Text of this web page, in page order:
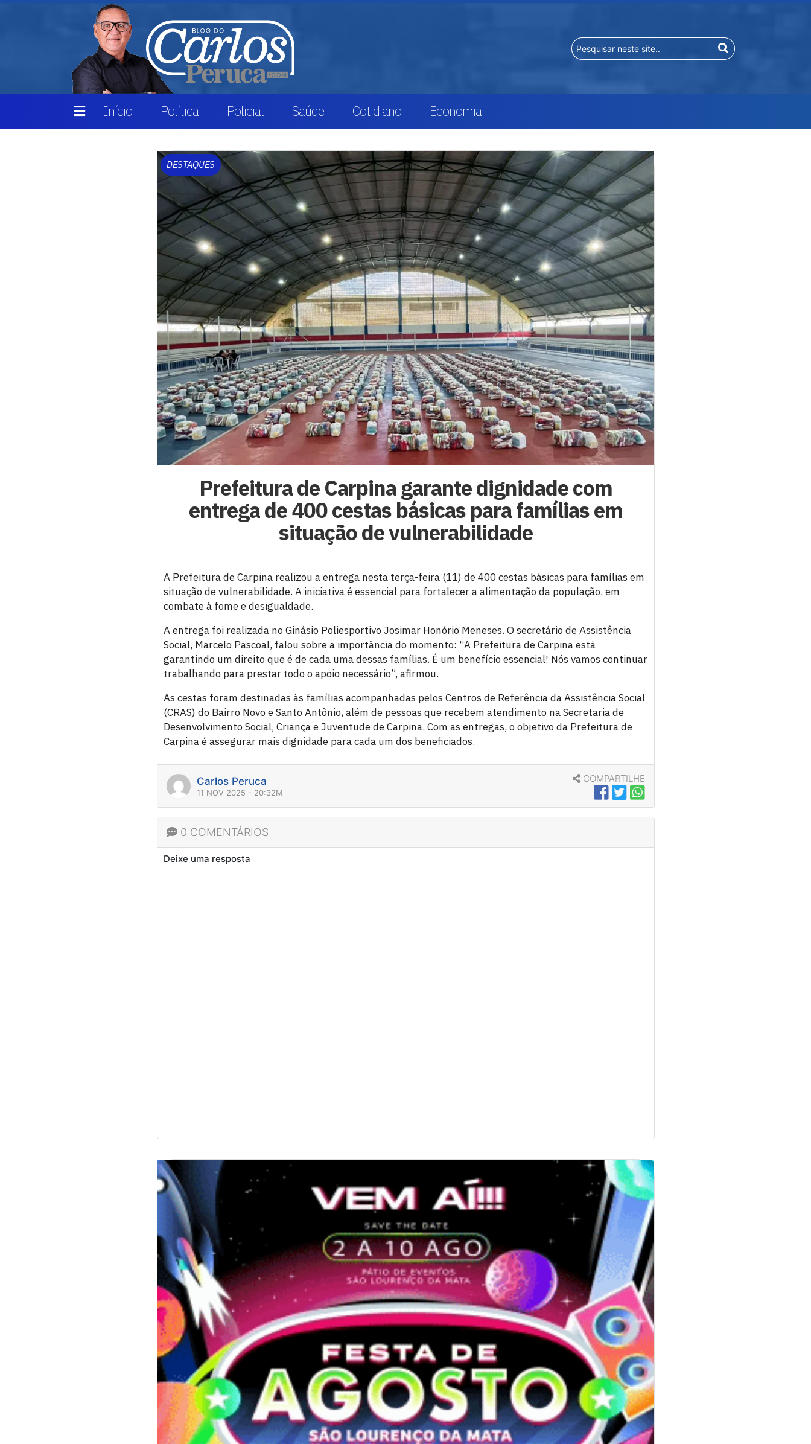
Início Política Policial Saúde Cotidiano Economia
DESTAQUES
Prefeitura de Carpina garante dignidade com
entrega de 400 cestas básicas para famílias em
situação de vulnerabilidade
A Prefeitura de Carpina realizou a entrega nesta terça-feira (11) de 400 cestas básicas para famílias em
situação de vulnerabilidade. A iniciativa é essencial para fortalecer a alimentação da população, em
combate à fome e desigualdade.
A entrega foi realizada no Ginásio Poliesportivo Josimar Honório Meneses. O secretário de Assistência
Social, Marcelo Pascoal, falou sobre a importância do momento: “A Prefeitura de Carpina está
garantindo um direito que é de cada uma dessas famílias. É um benefício essencial! Nós vamos continuar
trabalhando para prestar todo o apoio necessário”, afirmou.
As cestas foram destinadas às famílias acompanhadas pelos Centros de Referência da Assistência Social
(CRAS) do Bairro Novo e Santo Antônio, além de pessoas que recebem atendimento na Secretaria de
Desenvolvimento Social, Criança e Juventude de Carpina. Com as entregas, o objetivo da Prefeitura de
Carpina é assegurar mais dignidade para cada um dos beneficiados.
Carlos Peruca
11 NOV 2025 - 20:32M
COMPARTILHE
0 COMENTÁRIOS
Deixe uma resposta